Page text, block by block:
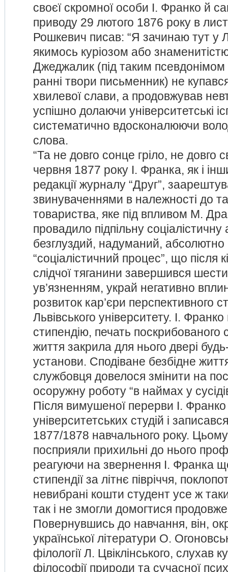
своєї скромної особи І. Франко й
приводу 29 лютого 1876 року в
Рошкевич писав: “Я зачинаю тут у
якимось куріозом або
Джеджалик (під таким псевдонімом
ранні твори письменник) не
хвилевої слави, а продовжував
успішно долаючи університетські
систематично вдосконалюючи
слова.
“Та не довго сонце гріло, не довго
червня 1877 року І. Франка, як і
редакції журналу “Друг”,
звинуваченнями в належності до
товариства, яке під впливом М.
провадило підпільну соціалістичну
безглуздий, надуманий, абсолютно
“соціалістичний процес”, що після
слідчої тяганини завершився
ув’язненням, украй негативно
розвиток кар’єри перспективного
Львівського університету. І.
стипендію, печать поскрибованого
життя закрила для нього двері
установи. Сподіване безбідне
службовця довелося змінити на
осоружну роботу “в наймах у
Після вимушеної перерви І.
університетських студій і
1877/1878 навчального року.
посприяли прихильні до нього
реагуючи на звернення І. Франка
стипендії за літнє півріччя,
невибрані кошти студент усе ж
так і не змогли домогтися
Повернувшись до навчання, він,
української літератури О.
філології Л. Цвіклінського, слухав
філософії природи та сучасної